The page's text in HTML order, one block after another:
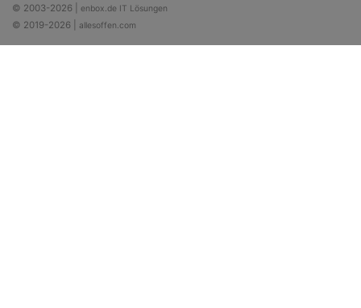
© 2003-2026 | enbox.de IT Lösungen
© 2019-2026 | allesoffen.com